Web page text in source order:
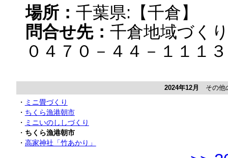
場所： 千葉県:【千倉】
問合せ先： 千倉地域づく
０４７０－４４－１１１
2024年12月 その他
・ ミニ畳づくり
・ ちくら漁港朝市
・ ミニいのししづくり
・ ちくら漁港朝市
・ 高家神社「竹あかり」